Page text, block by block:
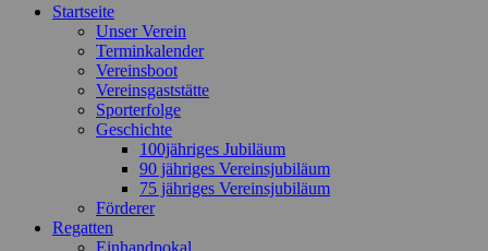
Zum
Startseite
Unser Verein
Terminkalender
Vereinsboot
Vereinsgaststätte
Sporterfolge
Geschichte
100jähriges Jubiläum
90 jähriges Vereinsjubiläum
75 jähriges Vereinsjubiläum
Förderer
Regatten
Einhandpokal